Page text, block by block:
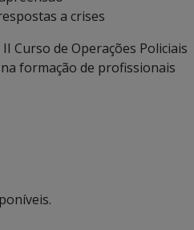
a crises
Curso de Operações Policiais
formação de profissionais